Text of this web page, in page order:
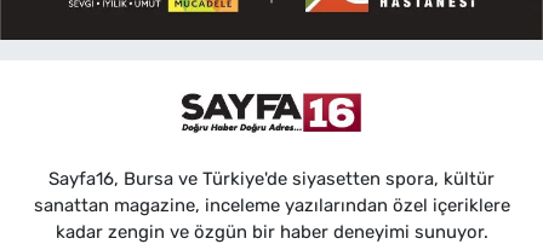
Sayfa16, Bursa ve Türkiye'de siyasetten spora, kültür
sanattan magazine, inceleme yazılarından özel içeriklere
kadar zengin ve özgün bir haber deneyimi sunuyor.